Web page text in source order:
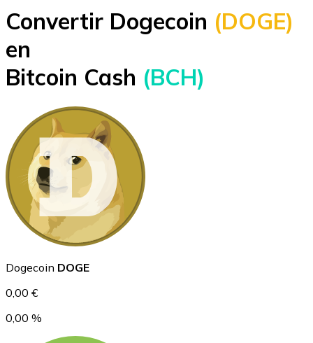
Bitcoin
Ethereum
ETH
Convertir Dogecoin (DOGE)
en
Bitcoin Cash (BCH)
Dogecoin DOGE
0,00 €
0,00 %